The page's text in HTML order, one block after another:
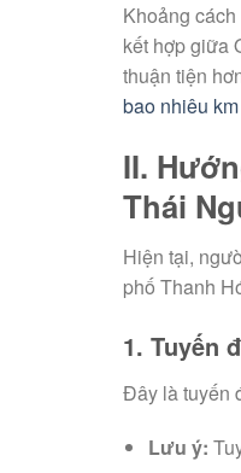
Khoảng
kết hợp giữa
thuận tiện
bao nhiêu km
II.
Thái
Hiện tại,
phố Thanh
1. Tuyến
Đây là tuyến
Lưu ý: